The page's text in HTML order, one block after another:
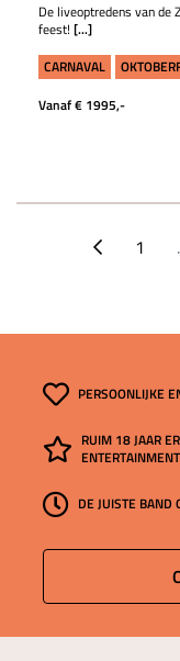
De liveoptredens van de
feest! [...]
CARNAVAL
Vanaf € 1995,-
1
PERSOONLIJKE
RUIM 18 JAAR
DE JUISTE BAND